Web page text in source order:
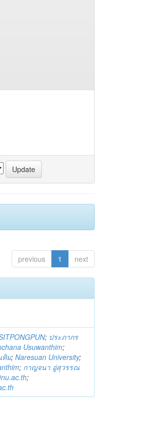
previous 1 next
; ประภากร
Usuwanthim;
ทิม;Naresuan University;
; กาญจนา อู่สุวรรณ
;